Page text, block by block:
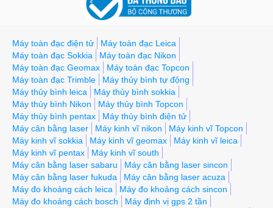
Máy toàn đạc điện tử
Máy toàn đạc Leica
Máy toàn đạc Sokkia
Máy toàn đạc Nikon
Máy toàn đạc Geomax
Máy toàn đạc Topcon
Máy toàn đạc Trimble
Máy thủy bình tự động
Máy thủy bình leica
Máy thủy bình sokkia
Máy thủy bình Nikon
Máy thủy bình Topcon
Máy thủy bình pentax
Máy thủy bình điện tử
Máy cân bằng laser
Máy kinh vĩ nikon
Máy kinh vĩ Topcon
Máy kinh vĩ sokkia
Máy kinh vĩ geomax
Máy kinh vĩ leica
Máy kinh vĩ pentax
Máy kinh vĩ south
Máy cân bằng laser sabaru
Máy cân bằng laser sincon
Máy cân bằng laser fukuda
Máy cân bằng laser acuza
Máy đo khoảng cách leica
Máy đo khoảng cách sincon
Máy đo khoảng cách bosch
Máy định vị gps 2 tần